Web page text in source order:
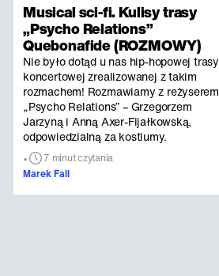
Musical sci-fi. Kulisy trasy
„Psycho Relations”
Quebonafide (ROZMOWY)
Nie było dotąd u nas hip-hopowej trasy
koncertowej zrealizowanej z takim
rozmachem! Rozmawiamy z reżyserem
„Psycho Relations” – Grzegorzem
Jarzyną i Anną Axer-Fijałkowską,
odpowiedzialną za kostiumy.
•
7 minut czytania
Marek Fall